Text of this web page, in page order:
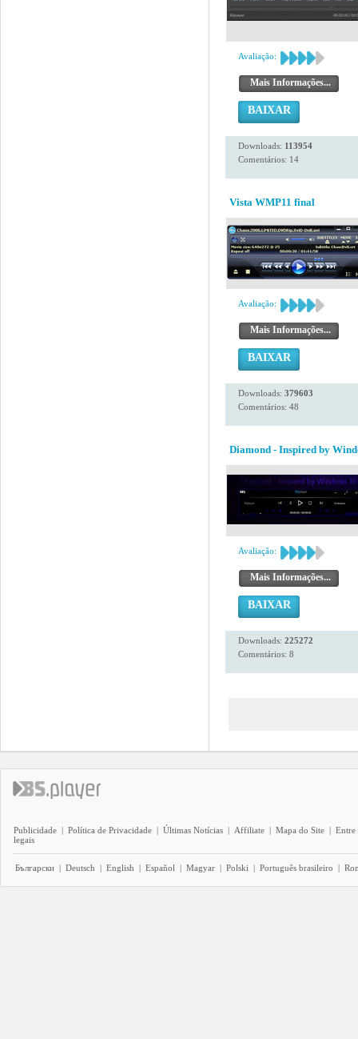
Avaliação:
Mais Informações...
BAIXAR
Downloads: 113954
Comentários: 14
Vista WMP11 final
Avaliação:
Mais Informações...
BAIXAR
Downloads: 379603
Comentários: 48
Diamond - Inspired by
Avaliação:
Mais Informações...
BAIXAR
Downloads: 225272
Comentários: 8
Publicidade | Política de Privacidade | Últimas Notícias | Affiliate | Mapa do Site | Entre
legais
Български | Deutsch | English | Español | Magyar | Polski | Português brasileiro |